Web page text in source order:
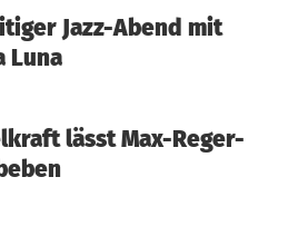
Jazz-Abend mit
Luna
lässt Max-Reger-